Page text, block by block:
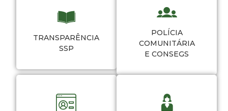
TRANSPARÊNCIA
SSP
POLÍCIA
COMUNITÁRIA
E CONSEGS